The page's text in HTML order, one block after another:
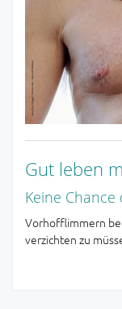
Gut leben
Keine Chance
Vorhofflimmern
verzichten zu